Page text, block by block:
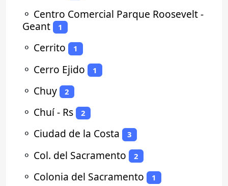
⚬ Centro Comercial Parque Roosevelt -
Geant
1
⚬ Cerrito 1
⚬ Cerro Ejido 1
⚬ Chuy 2
⚬ Chuí - Rs 2
⚬ Ciudad de la Costa 3
⚬ Col. del Sacramento 2
⚬ Colonia del Sacramento 1